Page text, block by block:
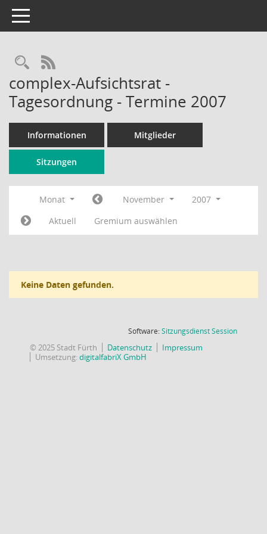
Toggle navigation
Rechercheauswahl
RSS-Feed
complex-Aufsichtsrat -
Tagesordnung - Termine 2007
Informationen Mitglieder
Sitzungen
Monat November
2007
Aktuell
Gremium auswählen
Keine Daten gefunden.
Software:SitzungsdienstSession(Wird in
© 2025 Stadt Fürth Datenschutz
Impressum
Umsetzung:digitalfabriX GmbH